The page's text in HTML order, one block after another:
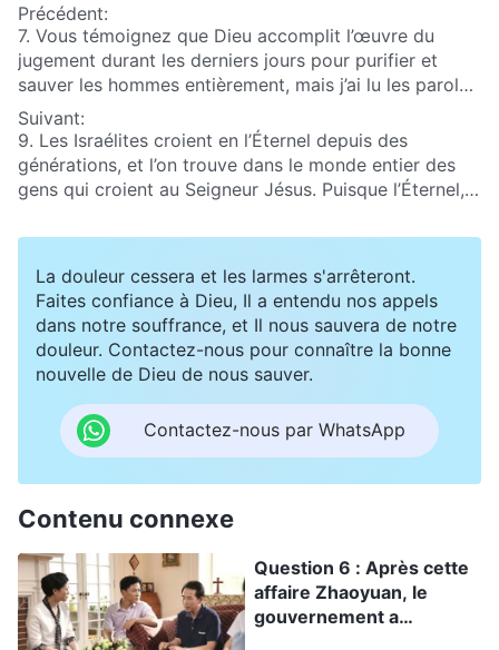
Précédent:
7. Vous témoignez que Dieu accomplit l’œuvre du
jugement durant les derniers jours pour purifier et
sauver les hommes entièrement, mais j’ai lu les paroles
exprimées par Dieu Tout-Puissant et elles sont parfois
très sévères : elles condamnent et maudissent les
hommes. N’est-ce pas la punition des hommes ?
Comment peut-on appeler cela la purification et le
salut des hommes ?
Suivant:
9. Les Israélites croient en l’Éternel depuis des
générations, et l’on trouve dans le monde entier des
gens qui croient au Seigneur Jésus. Puisque l’Éternel,
Dieu, pourquoi dites-vous que peu importe que les
éliminés s’ils n’acceptent pas l’œuvre de jugement de
Dieu Tout-Puissant des derniers jours ?
La douleur cessera et les larmes s'arrêteront.
Faites confiance à Dieu, Il a entendu nos appels
dans notre souffrance, et Il nous sauvera de notre
douleur. Contactez-nous pour connaître la bonne
nouvelle de Dieu de nous sauver.
Contactez-nous par WhatsApp
Contenu connexe
Question 6 : Après cette
affaire Zhaoyuan, le
gouvernement a